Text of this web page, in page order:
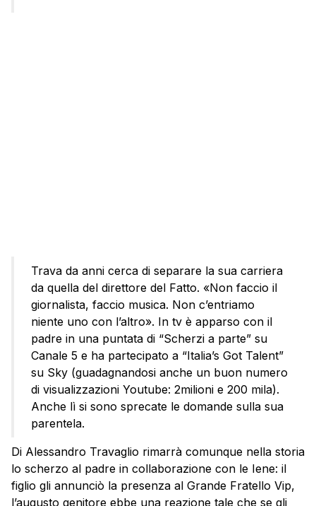
Trava da anni cerca di separare la sua carriera
da quella del direttore del Fatto. «Non faccio il
giornalista, faccio musica. Non c’entriamo
niente uno con l’altro». In tv è apparso con il
padre in una puntata di “Scherzi a parte” su
Canale 5 e ha partecipato a “Italia’s Got Talent”
su Sky (guadagnandosi anche un buon numero
di visualizzazioni Youtube: 2milioni e 200 mila).
Anche lì si sono sprecate le domande sulla sua
parentela.
Di Alessandro Travaglio rimarrà comunque nella storia
lo scherzo al padre in collaborazione con le Iene: il
figlio gli annunciò la presenza al Grande Fratello Vip,
l’augusto genitore ebbe una reazione tale che se gli